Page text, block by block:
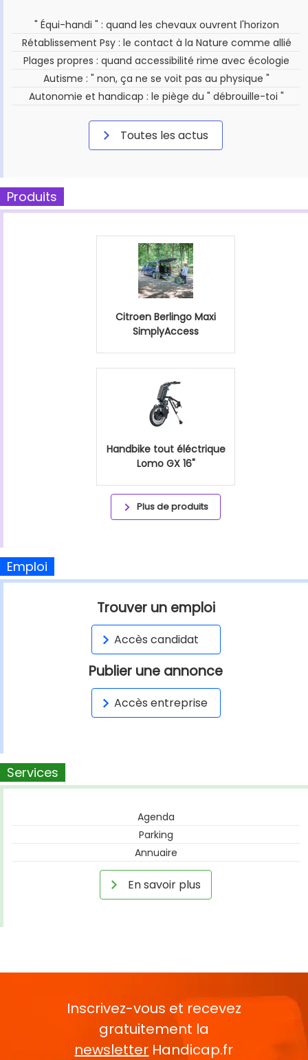
" Équi-handi " : quand les chevaux ouvrent l'horizon
Rétablissement Psy : le contact à la Nature comme allié
Plages propres : quand accessibilité rime avec écologie
Autisme : " non, ça ne se voit pas au physique "
Autonomie et handicap : le piège du " débrouille-toi "
Toutes les actus
Produits
Citroen Berlingo Maxi
SimplyAccess
Handbike tout éléctrique
Lomo GX 16"
Plus de produits
Emploi
Trouver un emploi
Accès candidat
Publier une annonce
Accès entreprise
Services
Agenda
Parking
Annuaire
En savoir plus
Inscrivez-vous et recevez
gratuitement la
newsletter Handicap.fr